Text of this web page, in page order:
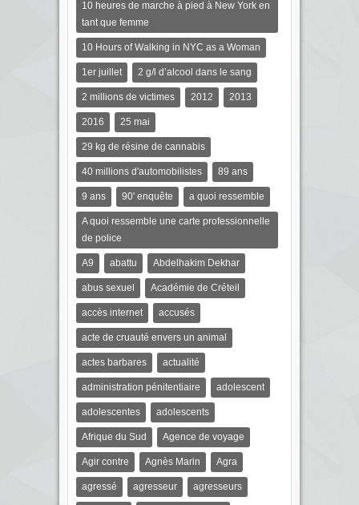
10 heures de marche à pied à New York en
tant que femme
10 Hours of Walking in NYC as a Woman
1er juillet 2 g/l d’alcool dans le sang
2 millions de victimes 2012 2013
2016 25 mai
29 kg de résine de cannabis
40 millions d'automobilistes 89 ans
9 ans 90' enquête a quoi ressemble
A quoi ressemble une carte professionnelle
de police
A9 abattu Abdelhakim Dekhar
abus sexuel Académie de Créteil
accès internet accusés
acte de cruauté envers un animal
actes barbares actualité
administration pénitentiaire adolescent
adolescentes adolescents
Afrique du Sud Agence de voyage
Agir contre Agnès Marin Agra
agressé agresseur agresseurs